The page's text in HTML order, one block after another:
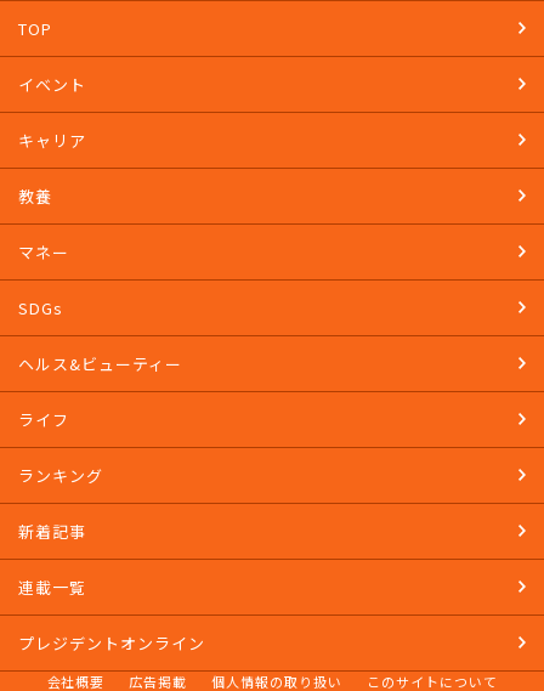
TOP
イベント
キャリア
教養
マネー
SDGs
ヘルス&ビューティー
ライフ
ランキング
新着記事
連載一覧
プレジデントオンライン
会社概要 広告掲載 個人情報の取り扱い このサイトについて